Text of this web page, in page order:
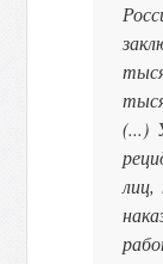
(...)